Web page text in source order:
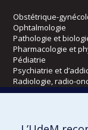
Obstétrique-
Ophtalmologie
Pathologie et
Pharmacologie et
Pédiatrie
Psychiatrie et
Radiologie, radio-